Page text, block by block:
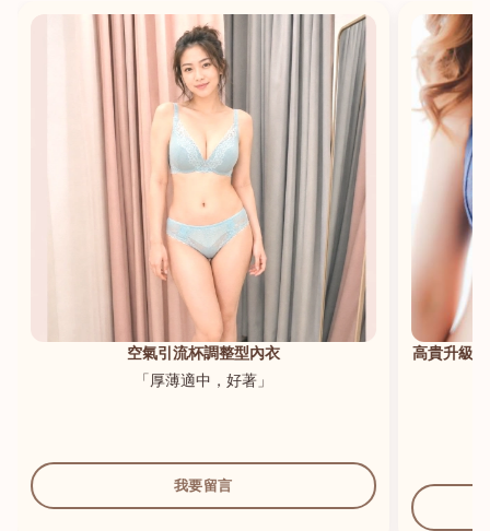
空氣引流杯調整型內衣
「厚薄適中，好著」
我要留言
高貴升級
港澳中文
English